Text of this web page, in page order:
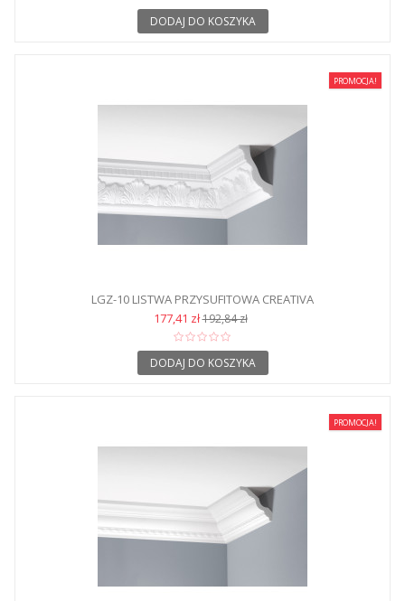
DODAJ DO KOSZYKA
PROMOCJA!
LGZ-10 LISTWA PRZYSUFITOWA CREATIVA
177,41 zł192,84 zł
DODAJ DO KOSZYKA
PROMOCJA!